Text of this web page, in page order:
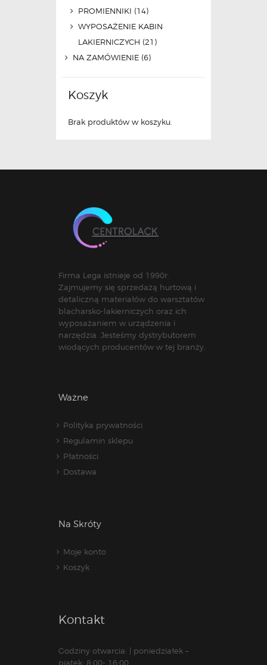
PROMIENNIKI (14)
WYPOSAŻENIE KABIN
LAKIERNICZYCH (21)
NA ZAMÓWIENIE (6)
Koszyk
Brak produktów w koszyku.
Firma Lega istnieje od 1990r.
Zajmujemy się sprzedażą hurtową i
detaliczną materiałów do warsztatów
blacharsko-lakierniczych oraz ich
wyposażaniem w urządzenia i
narzędzia. Jesteśmy dystrybutorem
wiodących producentów w tej branży.
Ważne
Polityka prywatności
Regulamin sklepu
Płatności
Dostawa
Na Skróty
Moje konto
Koszyk
Kontakt
Godziny otwarcia: | poniedziałek –
piątek: 8:00- 16:00